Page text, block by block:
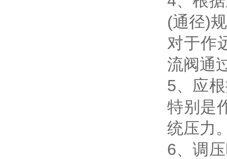
(通径)
对于作
流阀通
5、应
特别是
统压力
6、调